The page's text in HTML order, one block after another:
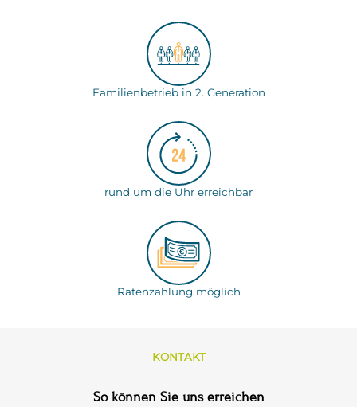
Familienbetrieb in 2. Generation
rund um die Uhr erreichbar
Ratenzahlung möglich
KONTAKT
So können Sie uns erreichen